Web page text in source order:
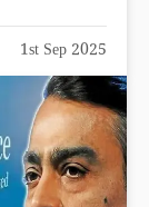
1st Sep 2025